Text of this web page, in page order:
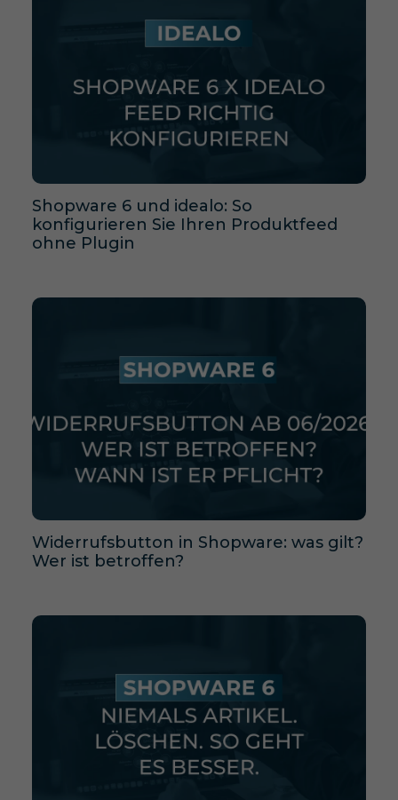
Shopware 6 und idealo: So
konfigurieren Sie Ihren Produktfeed
ohne Plugin
Widerrufsbutton in Shopware: was gilt?
Wer ist betroffen?